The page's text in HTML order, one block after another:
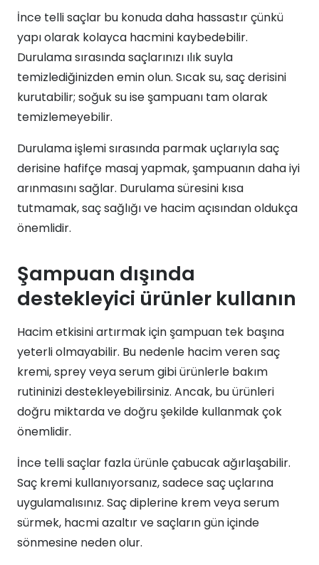
İnce telli saçlar bu konuda daha hassastır çünkü
yapı olarak kolayca hacmini kaybedebilir.
Durulama sırasında saçlarınızı ılık suyla
temizlediğinizden emin olun. Sıcak su, saç derisini
kurutabilir; soğuk su ise şampuanı tam olarak
temizlemeyebilir.
Durulama işlemi sırasında parmak uçlarıyla saç
derisine hafifçe masaj yapmak, şampuanın daha iyi
arınmasını sağlar. Durulama süresini kısa
tutmamak, saç sağlığı ve hacim açısından oldukça
önemlidir.
Şampuan dışında
destekleyici ürünler kullanın
Hacim etkisini artırmak için şampuan tek başına
yeterli olmayabilir. Bu nedenle hacim veren saç
kremi, sprey veya serum gibi ürünlerle bakım
rutininizi destekleyebilirsiniz. Ancak, bu ürünleri
doğru miktarda ve doğru şekilde kullanmak çok
önemlidir.
İnce telli saçlar fazla ürünle çabucak ağırlaşabilir.
Saç kremi kullanıyorsanız, sadece saç uçlarına
uygulamalısınız. Saç diplerine krem veya serum
sürmek, hacmi azaltır ve saçların gün içinde
sönmesine neden olur.